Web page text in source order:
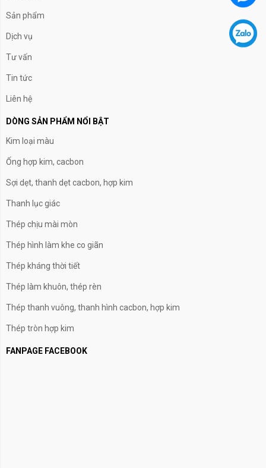
Sản phẩm
Dịch vụ
Tư vấn
Tin tức
Liên hệ
DÒNG SẢN PHẨM NỔI BẬT
Kim loại màu
Ống hợp kim, cacbon
Sợi dẹt, thanh dẹt cacbon, hợp kim
Thanh lục giác
Thép chịu mài mòn
Thép hình làm khe co giãn
Thép kháng thời tiết
Thép làm khuôn, thép rèn
Thép thanh vuông, thanh hình cacbon, hợp kim
Thép tròn hợp kim
FANPAGE FACEBOOK